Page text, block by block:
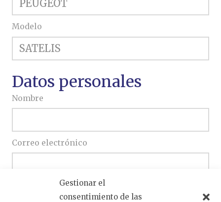
Gestionar el
consentimiento de las
Modelo
Datos personales
Nombre
Correo electrónico